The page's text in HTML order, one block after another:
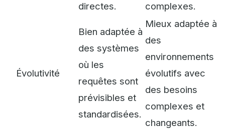
directes.
complexes.
Évolutivité
Bien adaptée à
des systèmes
où les
requêtes sont
prévisibles et
standardisées.
Mieux adaptée à
des
environnements
évolutifs avec
des besoins
complexes et
changeants.